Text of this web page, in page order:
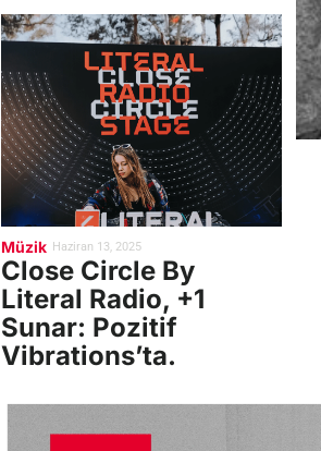
Müzik Haziran 13, 2025
Close Circle By
Literal Radio, +1
Sunar: Pozitif
Vibrations’ta.